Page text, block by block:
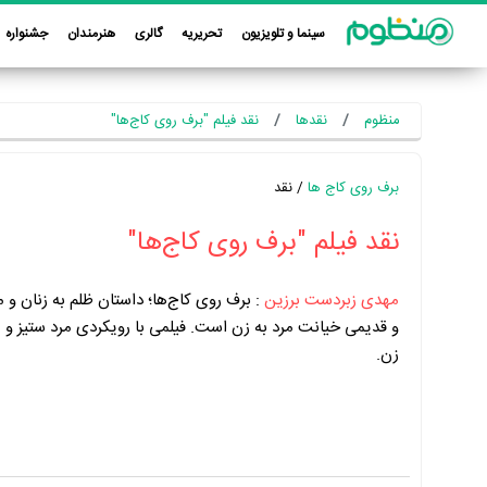
سینما و تلویزیون تحریریه گالری هنرمندان جشنواره
منظوم نقدها نقد فیلم "برف روی کاج‌ها"
برف روی کاج ها/ نقد
نقد فیلم "برف روی کاج‌ها"
مهدی زبردست برزین : برف روی کاج‌ها؛ داستان ظلم به زنان
و قدیمی خیانت مرد به زن است. فیلمی با رویکردی مرد ستیز و
زن.